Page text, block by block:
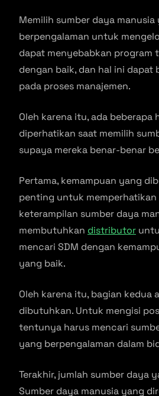
Memilih sumber daya
berpengalaman untuk
dapat menyebabkan program
dengan baik, dan hal ini dapat
pada proses manajemen.
Oleh karena itu, ada beberapa
diperhatikan saat memilih
supaya mereka benar-benar
Pertama, kemampuan yang
penting untuk memperhatikan
keterampilan sumber daya
membutuhkan distributor
mencari SDM dengan
yang baik.
Oleh karena itu, bagian kedua
dibutuhkan. Untuk mengisi
tentunya harus mencari
yang berpengalaman dalam
Terakhir, jumlah sumber daya
Sumber daya manusia yang